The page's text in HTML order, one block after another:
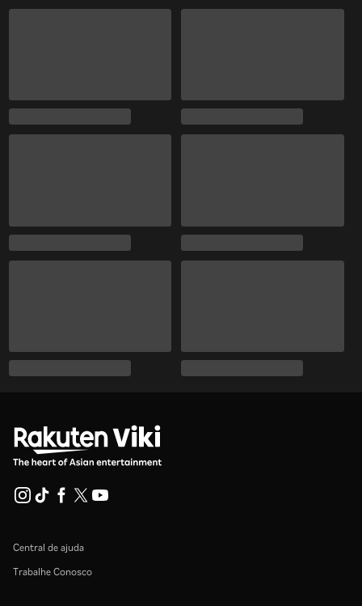
Central de ajuda
Trabalhe Conosco